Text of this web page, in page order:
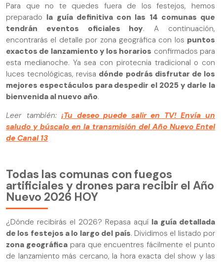
Para que no te quedes fuera de los festejos, hemos
preparado la guía definitiva con las 14 comunas que
tendrán eventos oficiales hoy. A continuación,
encontrarás el detalle por zona geográfica con los puntos
exactos de lanzamiento y los horarios confirmados para
esta medianoche. Ya sea con pirotecnia tradicional o con
luces tecnológicas, revisa dónde podrás disfrutar de los
mejores espectáculos para despedir el 2025 y darle la
bienvenida al nuevo año.
Leer también:¡Tu deseo puede salir en TV! Envía un
saludo y búscalo en la transmisión del Año Nuevo Entel
de Canal 13
Todas las comunas con fuegos
artificiales y drones para recibir el Año
Nuevo 2026 HOY
¿Dónde recibirás el 2026? Repasa aquí la guía detallada
de los festejos a lo largo del país. Dividimos el listado por
zona geográficapara que encuentres fácilmente el punto
de lanzamiento más cercano, la hora exacta del show y las